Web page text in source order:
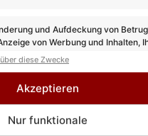
und Aufdeckung von
von Werbung und Inhalten,
und übermitteln.
diese Zwecke
Akzeptieren
Nur funktionale
und bringt als
ganze Erfahrung und
Kein anderer kann
wie er vorweisen.
ALLE ARTIKEL VON